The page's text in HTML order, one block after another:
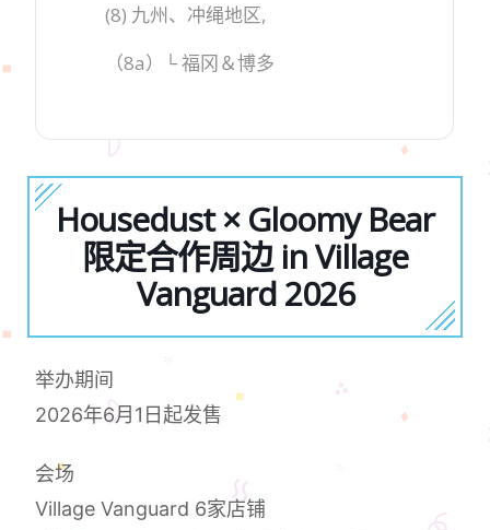
(8) 九州、冲绳地区,
（8a）└ 福冈＆博多
Housedust × Gloomy Bear
限定合作周边 in Village
Vanguard 2026
举办期间
2026年6月1日起发售
会场
Village Vanguard 6家店铺